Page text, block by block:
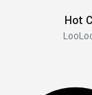
Hot